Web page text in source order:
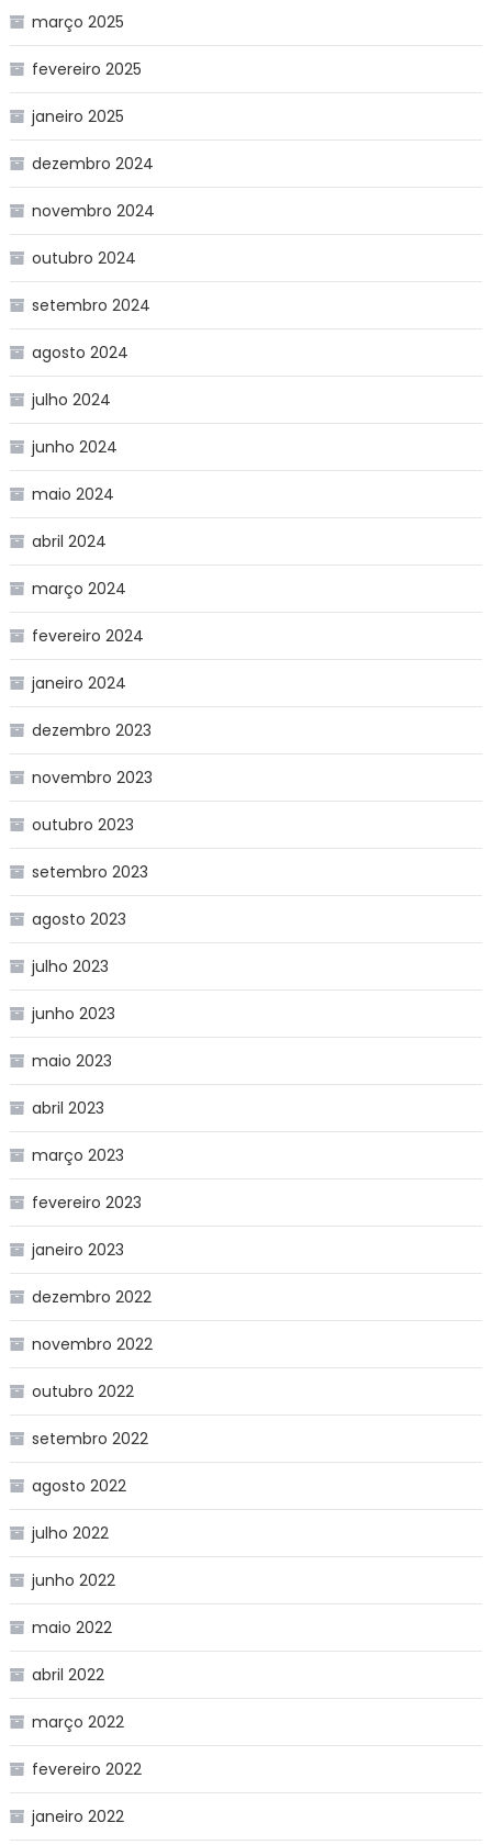
março 2025
fevereiro 2025
janeiro 2025
dezembro 2024
novembro 2024
outubro 2024
setembro 2024
agosto 2024
julho 2024
junho 2024
maio 2024
abril 2024
março 2024
fevereiro 2024
janeiro 2024
dezembro 2023
novembro 2023
outubro 2023
setembro 2023
agosto 2023
julho 2023
junho 2023
maio 2023
abril 2023
março 2023
fevereiro 2023
janeiro 2023
dezembro 2022
novembro 2022
outubro 2022
setembro 2022
agosto 2022
julho 2022
junho 2022
maio 2022
abril 2022
março 2022
fevereiro 2022
janeiro 2022